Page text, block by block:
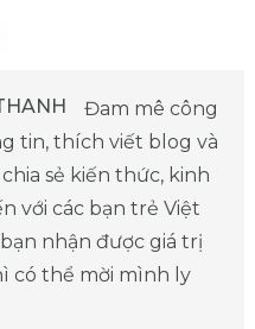
Đam mê công
tin, thích viết blog và
sẻ kiến thức, kinh
với các bạn trẻ Việt
nhận được giá trị
có thể mời mình ly